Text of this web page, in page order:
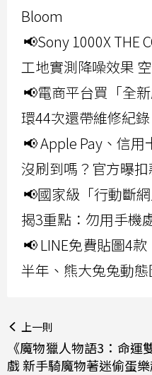
Bloom
📢Sony 1000X THE
工地實測降噪效果
📢電商平台買「全
環44次還帶維修紀
📢 Apple Pay、信
沒刷到嗎？官方曝
📢國家級「行動斷
揭3重點：勿用手機
📢 LINE免費貼圖4
半年、熊大兔兔動態
上一則
《魔物獵人物語3：命
戲 新手騎魔物著迷偷蛋